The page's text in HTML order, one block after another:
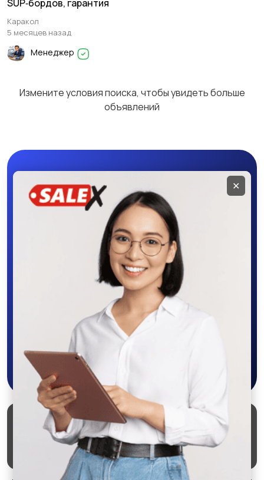
SUP‑бордов, гарантия
Каракол
5 месяцев назад
Менеджер
Измените условия поиска, чтобы увидеть больше
объявлений
Мобильное
приложение
Скачайте приложение в Google Play –
крутите колесо фортуны, выигрывайте
бонусы, удобно ищите и размещайте
объявления - все это в нашем мобильном
приложении SALEX!
Скачать в Google Play
Маркеты Блог
О проекте
Служба поддержки
Удаление аккаунта
Партнерка
✕